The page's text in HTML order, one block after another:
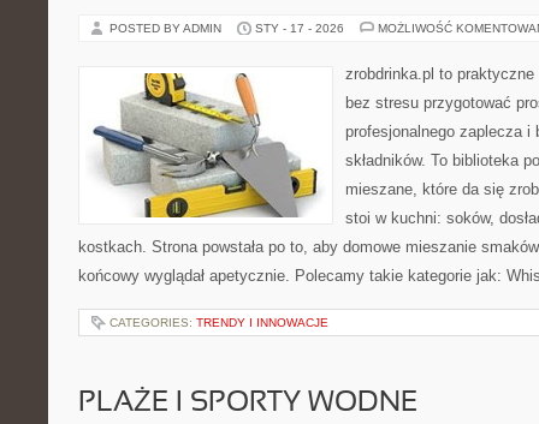
POSTED BY ADMIN STY - 17 - 2026 MOŻLIWOŚĆ
zrobdrinka.pl to
bez stresu przygotować
profesjonalnego zaplecza i
składników. To biblioteka
mieszane, które da się
stoi w kuchni: soków,
kostkach. Strona powstała po to, aby domowe mieszanie
końcowy wyglądał apetycznie. Polecamy takie kategorie jak:
CATEGORIES: TRENDY I INNOWACJE
PLAŻE I SPORTY WODNE